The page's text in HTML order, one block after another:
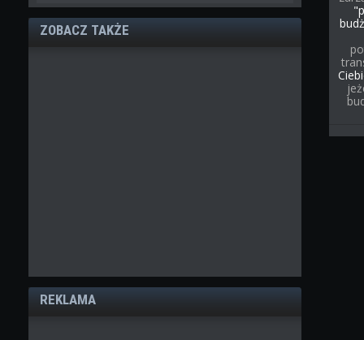
ZOBACZ TAKŻE
REKLAMA